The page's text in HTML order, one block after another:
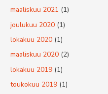
maaliskuu 2021 (1)
joulukuu 2020 (1)
lokakuu 2020 (1)
maaliskuu 2020 (2)
lokakuu 2019 (1)
toukokuu 2019 (1)